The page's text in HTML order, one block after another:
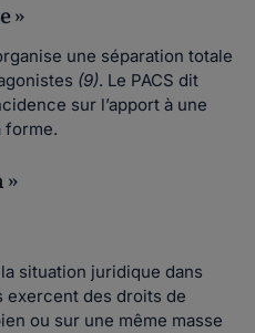
»
une séparation totale
(9). Le PACS dit
sur l’apport à une
forme.
»
situation juridique dans
exercent des droits de
ou sur une même masse